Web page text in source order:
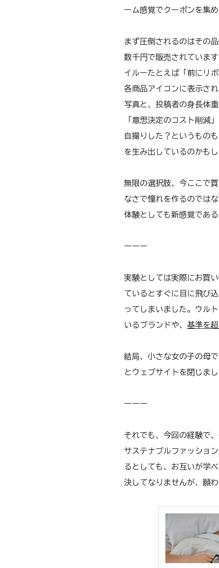
ーム感覚でクーポンを集
まず圧倒されるのはその
数千円で販売されていま
イルーたとえば「前にリ
各商品アイコンに表示さ
写真と、投稿者の身長体
「意思決定のコスト削減
自撮りした？というもの
を生み出しているのかもし
無限の選択肢、今ここで
なさで憧れを作るのでは
体験としても新感覚であ
ーーー
実験としては実際にお買
ているとすぐに目に飛び
ってしまいました。ウル
いるブランドや、 基準を
結局、小さな女の子の母
とウェブサイトを閉じまし
ーーー
それでも、今回の経験で
サステナブルファッショ
るとしても、お互いが学
決してなりませんが、願